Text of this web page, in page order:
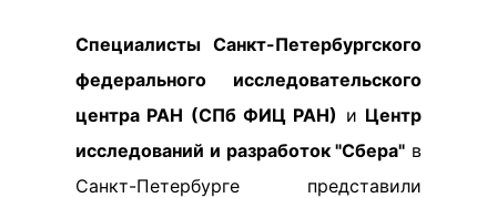
Специалисты Санкт-Петербургского
федерального исследовательского
центра РАН (СПб ФИЦ РАН) и Центр
исследований и разработок "Сбера" в
Санкт-Петербурге представили